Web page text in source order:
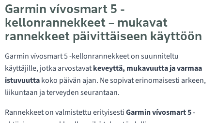
Garmin vívosmart 5 -
kellonrannekkeet – mukavat
rannekkeet päivittäiseen käyttöön
Garmin vívosmart 5 -kellonrannekkeet on suunniteltu
käyttäjille, jotka arvostavatkeveyttä, mukavuutta ja varmaa
istuvuuttakoko päivän ajan. Ne sopivat erinomaisesti arkeen,
liikuntaan ja terveyden seurantaan.
Rannekkeet on valmistettu erityisestiGarmin vívosmart 5-